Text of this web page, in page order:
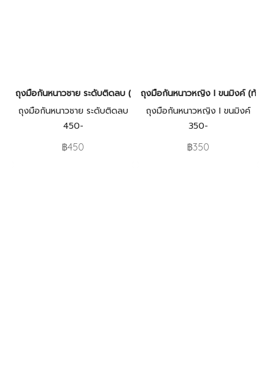
ถุงมือกันหนาวชาย ระดับติดลบ (ทัชสกรีนได้)
ถุงมือกันหนาวชาย ระดับติดลบ
450-
฿450
ถุงมือกันหนาวหญิง I ขนมิงค์ (ทัชส
ถุงมือกันหนาวหญิง I ขนมิงค์
350-
฿350